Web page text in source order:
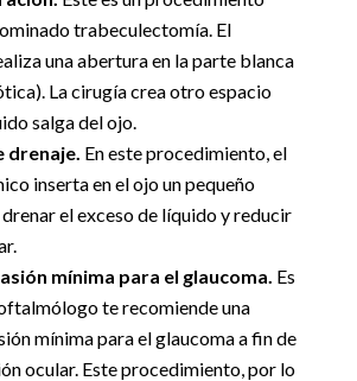
trabeculectomía. El
una abertura en la parte blanca
La cirugía crea otro espacio
salga del ojo.
drenaje. En este procedimiento, el
inserta en el ojo un pequeño
el exceso de líquido y reducir
mínima para el glaucoma. Es
te recomiende una
mínima para el glaucoma a fin de
ocular. Este procedimiento, por lo